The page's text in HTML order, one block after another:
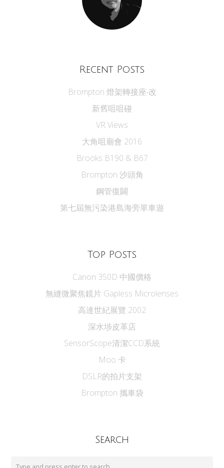
Recent Posts
Brompton 燈架轉接座‧改
新舊咀咀碰
VR Views
大角咀廟會 2016
Brooks B190 & B67
Brompton 沙頭角
鋼管復闢
第七屆無污染港島海旁單車遊
Top Posts
Canon 350D 中國價格
無縫微聚焦鏡片 Gapless Microlenses
高達世紀展覽 2002
深水埗皮革店
SensorScope清潔CCD系統
Moo 卡
DSLR的拍片支架
Brompton 攜車袋
Search